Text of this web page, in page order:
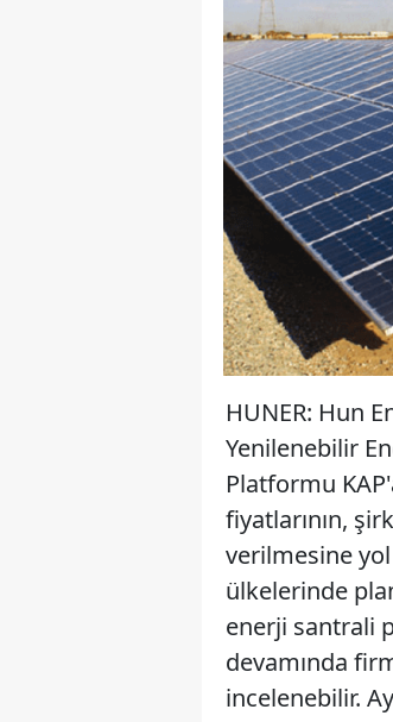
HUNER: Hun
Yenilenebilir
Platformu
fiyatlarının,
verilmesine
ülkelerinde
enerji santrali
devamında
incelenebilir.